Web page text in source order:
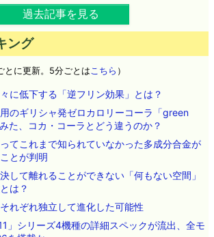
過去記事を見る
ング
とに更新。5分ごとは こちら）
に低下する「逆フリン効果」とは？
た、コカ・コーラとどう違うのか？
とが判明
は？
れぞれ独立して進化した可能性